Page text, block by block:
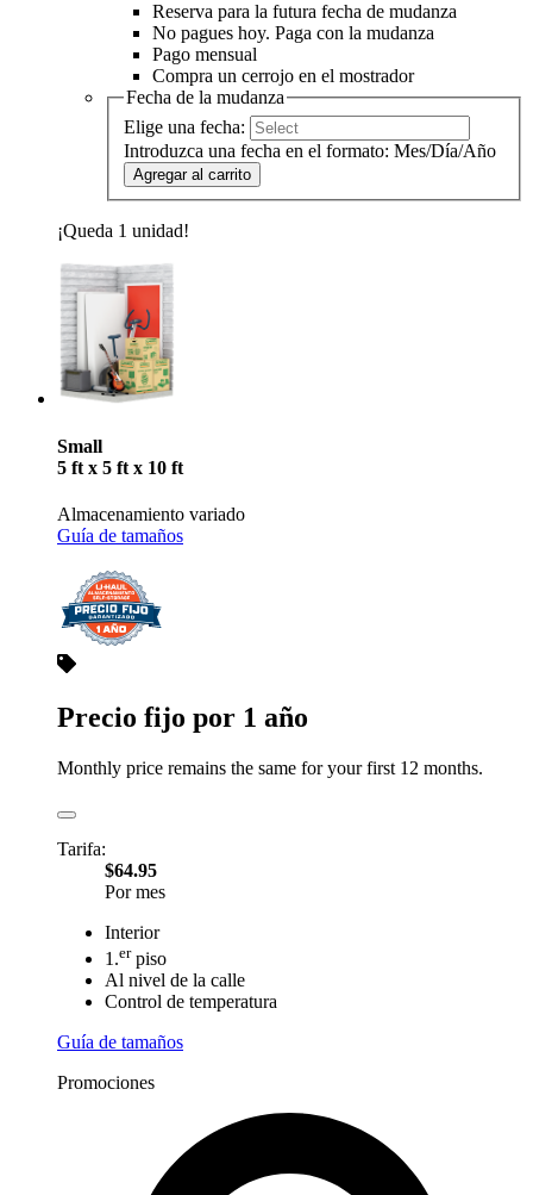
Reserva para la futura fecha de mudanza
No pagues hoy. Paga con la mudanza
Pago mensual
Compra un cerrojo en el mostrador
Fecha de la mudanza
Elige una fecha:
Introduzca una fecha en el formato: Mes/Día/Año
Agregar al carrito
¡Queda 1 unidad!
Small
5 ft x 5 ft x 10 ft
Almacenamiento variado
Guía de tamaños
Precio fijo por 1 año
Monthly price remains the same for your first 12 months.
Tarifa:
$64.95
Por mes
Interior
1.erpiso
Al nivel de la calle
Control de temperatura
Guía de tamaños
Promociones